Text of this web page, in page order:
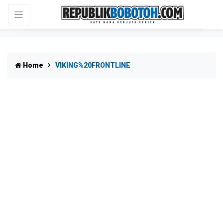
Home VIKING%20FRONTLINE